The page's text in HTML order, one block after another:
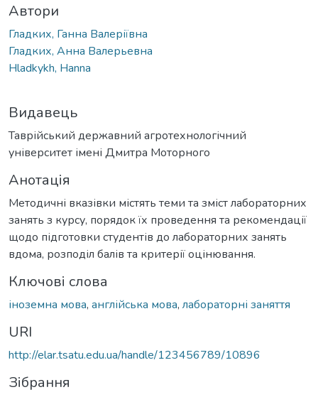
Автори
Гладких, Ганна Валеріївна
Гладких, Анна Валерьевна
Hladkykh, Hanna
Видавець
Таврійський державний агротехнологічний
університет імені Дмитра Моторного
Анотація
Методичні вказівки містять теми та зміст лабораторних
занять з курсу, порядок їх проведення та рекомендації
щодо підготовки студентів до лабораторних занять
вдома, розподіл балів та критерії оцінювання.
Ключові слова
іноземна мова, англійська мова, лабораторні заняття
URI
http://elar.tsatu.edu.ua/handle/123456789/10896
Зібрання